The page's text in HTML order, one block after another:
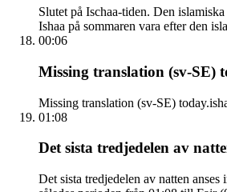
Slutet på Ischaa-tiden. Den
Ishaa på sommaren vara efter den
00:06
Missing translation (sv-SE)
Missing translation (sv-SE)
01:08
Det sista tredjedelen av
Det sista tredjedelen av natten